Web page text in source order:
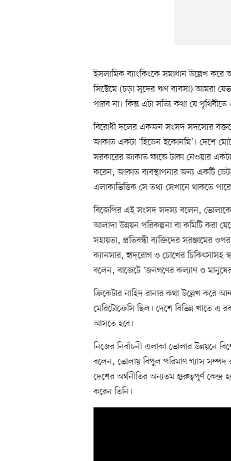
ইসলামিক ব্যাংকিংকে সমাধান উল্লেখ
সিস্টেমে (চড়া সুদের ঋণ ব্যবসা) আমরা
পারব না। কিন্তু এটা সত্যি কথা যে
বিরোধী দলের একজন সংসদ সদস্যের
জাকাত একটা ‘হিডেন ইকোনমি’। দেশে
সরকারের জাকাত ফান্ডে টাকা নেওয়ার
করেন, জাকাত ব্যবস্থাপনার জন্য একটি
এলাকাভিত্তিক সে তথ্য সেখানে থাকতে
বিজেপির এই সংসদ সদস্য বলেন, ভোলাকে
আলাদা উন্নয়ন পরিকল্পনা বা কমিটি করা
সহায়তা, প্রতিবন্ধী ব্যক্তিদের সরঞ্জামের
ক্যানসার, হৃদ্‌রোগ ও চোখের চিকিৎসাসহ
বলেন, বাজেটে ‘জনগণের কল্যাণ ও মানুষের
ক্রিকেটার নাহিদ রানার কথা উল্লেখ করে
মেরিটোক্রেসি ছিল। দেশে বিভিন্ন খাতে এ
আসতে হবে।
নিজের নির্বাচনী এলাকা ভোলার উন্নয়নে
বলেন, ভোলায় বিপুল পরিমাণ গ্যাস সম্পদ
দেশের অর্থনীতির অন্যতম গুরুত্বপূর্ণ
করেন তিনি।